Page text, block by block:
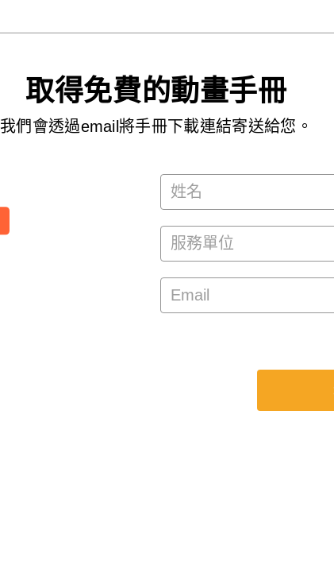
取得免費的動畫手冊
我們會透過email將手冊下載連結寄送給您。